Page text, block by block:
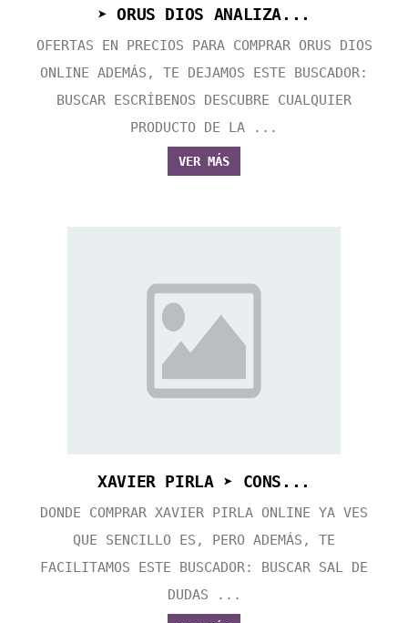
➤ ORUS DIOS ANALIZA...
OFERTAS EN PRECIOS PARA COMPRAR ORUS DIOS
ONLINE ADEMÁS, TE DEJAMOS ESTE BUSCADOR:
BUSCAR ESCRÍBENOS DESCUBRE CUALQUIER
PRODUCTO DE LA ...
VER MÁS
XAVIER PIRLA ➤ CONS...
DONDE COMPRAR XAVIER PIRLA ONLINE YA VES
QUE SENCILLO ES, PERO ADEMÁS, TE
FACILITAMOS ESTE BUSCADOR: BUSCAR SAL DE
DUDAS ...